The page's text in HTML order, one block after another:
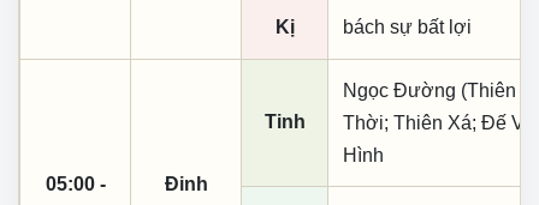
Kị bách sự bất lợi
05:00 -
Đinh
Tinh
Ngọc Đường (Thiên
Thời; Thiên Xá; Đế
Hình